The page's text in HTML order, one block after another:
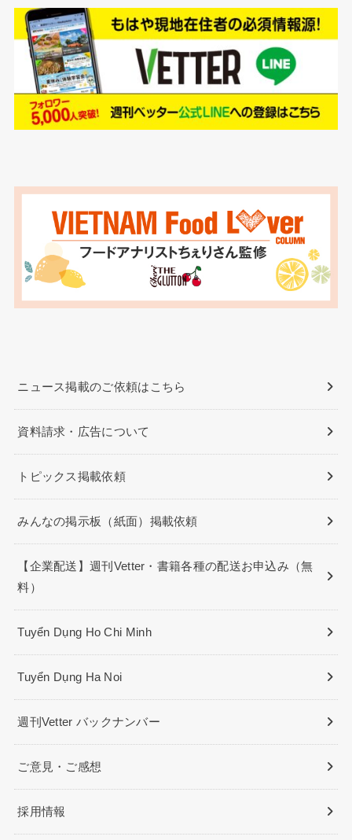
ニュース掲載のご依頼はこちら
資料請求・広告について
トピックス掲載依頼
みんなの掲示板（紙面）掲載依頼
【企業配送】週刊Vetter・書籍各種の配送お申込み（無
料）
Tuyển Dụng Ho Chi Minh
Tuyển Dụng Ha Noi
週刊Vetter バックナンバー
ご意見・ご感想
採用情報